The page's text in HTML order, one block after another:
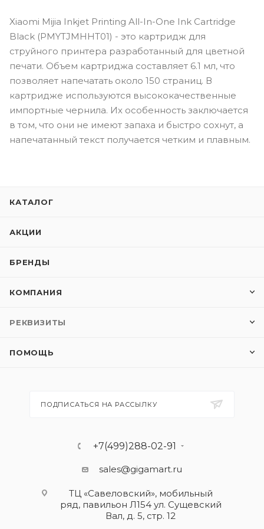
Xiaomi Mijia Inkjet Printing All-In-One Ink Cartridge
Black (PMYTJMHHT01) - это картридж для
струйного принтера разработанный для цветной
печати. Объем картриджа составляет 6.1 мл, что
позволяет напечатать около 150 страниц. В
картридже используются высококачественные
импортные чернила. Их особенность заключается
в том, что они не имеют запаха и быстро сохнут, а
напечатанный текст получается четким и плавным.
КАТАЛОГ
АКЦИИ
БРЕНДЫ
КОМПАНИЯ
РЕКВИЗИТЫ
ПОМОЩЬ
ПОДПИСАТЬСЯ НА РАССЫЛКУ
+7(499)288-02-91
sales@gigamart.ru
ТЦ «Савеловский», мобильный
ряд, павильон Л154 ул. Сущевский
Вал, д. 5, стр. 12